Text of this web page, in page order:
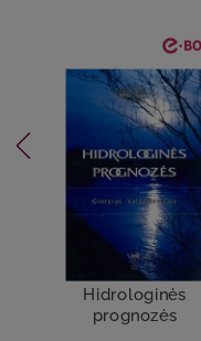
Hidrologinės
prognozės